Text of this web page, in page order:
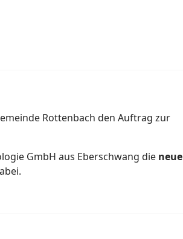
Rottenbach den Auftrag zur
GmbH aus Eberschwang die neue